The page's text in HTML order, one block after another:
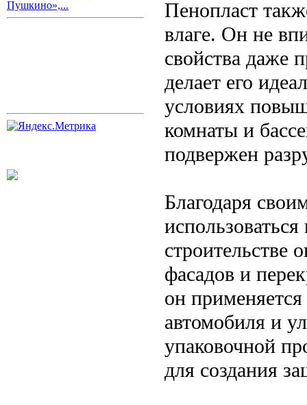
Пушкино»,...
Пенопласт
влаге. Он не
свойства даже
делает его
условиях
комнаты и
подвержен
Благодаря
строительстве
фасадов и
он
автомобиля и
упаковочной
для создания